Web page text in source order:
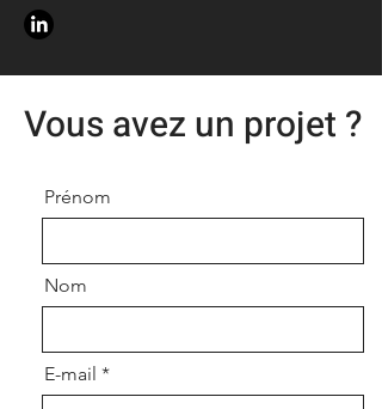
Vous avez un projet ?
Prénom
Nom
E-mail